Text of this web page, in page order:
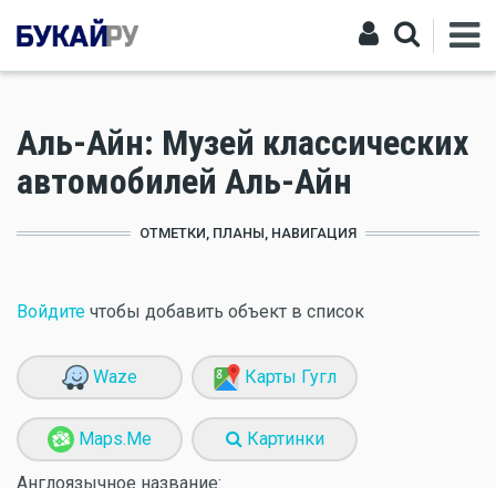
Аль-Айн: Музей классических
автомобилей Аль-Айн
ОТМЕТКИ, ПЛАНЫ, НАВИГАЦИЯ
Войдите чтобы добавить объект в список
Waze Карты Гугл
Maps.Me Картинки
Англоязычное название: